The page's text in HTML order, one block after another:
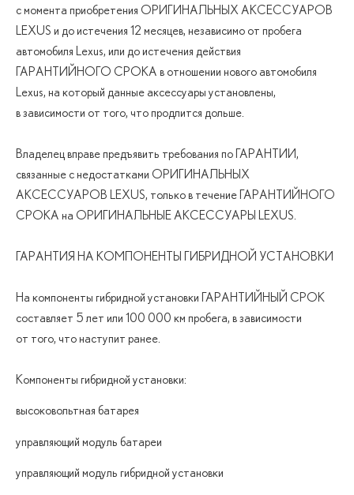
с момента приобретения ОРИГИНАЛЬНЫХ АКСЕССУАРОВ
LEXUS и до истечения 12 месяцев, независимо от пробега
автомобиля Lexus, или до истечения действия
ГАРАНТИЙНОГО СРОКА в отношении нового автомобиля
Lexus, на который данные аксессуары установлены,
в зависимости от того, что продлится дольше.
Владелец вправе предъявить требования по ГАРАНТИИ,
связанные с недостатками ОРИГИНАЛЬНЫХ
АКСЕССУАРОВ LEXUS, только в течение ГАРАНТИЙНОГО
СРОКА на ОРИГИНАЛЬНЫЕ АКСЕССУАРЫ LEXUS.
ГАРАНТИЯ НА КОМПОНЕНТЫ ГИБРИДНОЙ УСТАНОВКИ
На компоненты гибридной установки ГАРАНТИЙНЫЙ СРОК
составляет 5 лет или 100 000 км пробега, в зависимости
от того, что наступит ранее.
Компоненты гибридной установки:
высоковольтная батарея
управляющий модуль батареи
управляющий модуль гибридной установки